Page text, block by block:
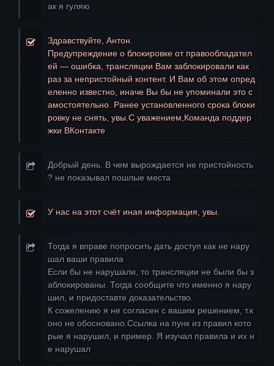
ак я гуляю
Здравствуйте, Антон.
Предупреждение о блокировке от правообладател
ей — ошибка, трансляции Вам заблокировали как
раз за непристойный контент. И Вам об этом опред
еленно известно, иначе Вы бы не упоминали это с
амостоятельно. Ранее установленного срока блоки
ровку не снять, увы.С уважением,Команда поддер
жки ВКонтакте
Добрый день. В чем вырождается не пристойность
? не показывал пошлые места
У нас на этот счёт иная информация, увы.
Тогда я вправе попросить дать доступ как не нару
шал ваши правила
Если бы не нарушали, то трансляции не были бы з
аблокированы. Тогда сообщите что именно я нару
шил, и придоставте доказательство.
К сожелению я не согласен с вашим решением, т.к
оно не обосновано.Ссылка на пунк из правил кото
рые я нарушил, и пример. Я изучал правила и их н
е нарушал